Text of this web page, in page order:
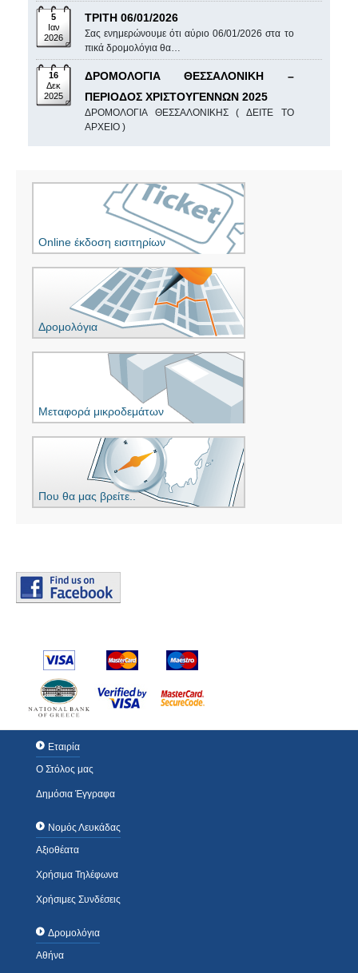
5
Ιαν
2026
ΤΡΙΤΗ 06/01/2026
Σας ενημερώνουμε ότι αύριο 06/01/2026 στα το
πικά δρομολόγια θα…
16
Δεκ
2025
ΔΡΟΜΟΛΟΓΙΑ ΘΕΣΣΑΛΟΝΙΚΗ –
ΠΕΡΙΟΔΟΣ ΧΡΙΣΤΟΥΓΕΝΝΩΝ 2025
ΔΡΟΜΟΛΟΓΙΑ ΘΕΣΣΑΛΟΝΙΚΗΣ ( ΔΕΙΤΕ ΤΟ
ΑΡΧΕΙΟ )
Online έκδοση εισιτηρίων
Δρομολόγια
Μεταφορά μικροδεμάτων
Που θα μας βρείτε..
Εταιρία
Ο Στόλος μας
Δημόσια Έγγραφα
Νομός Λευκάδας
Αξιοθέατα
Χρήσιμα Τηλέφωνα
Χρήσιμες Συνδέσεις
Δρομολόγια
Αθήνα